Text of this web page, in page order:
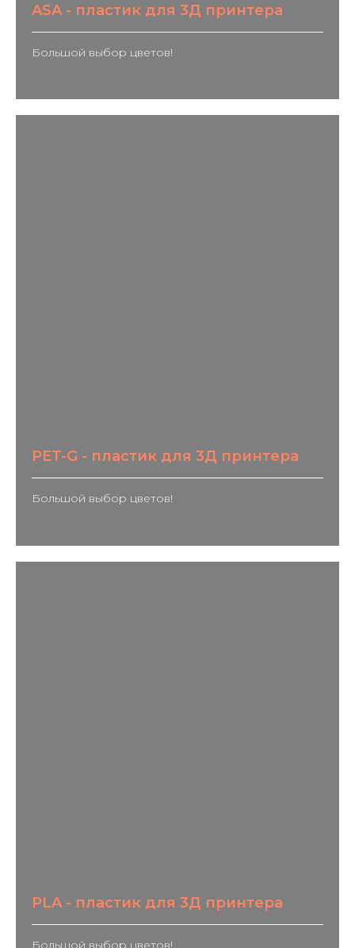
ASA - пластик для 3Д принтера
Большой выбор цветов!
PET-G - пластик для 3Д принтера
Большой выбор цветов!
PLA - пластик для 3Д принтера
Большой выбор цветов!